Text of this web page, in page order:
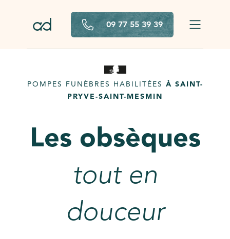
09 77 55 39 39
POMPES FUNÈBRES HABILITÉES À SAINT-
PRYVE-SAINT-MESMIN
Les obsèques
tout en
douceur